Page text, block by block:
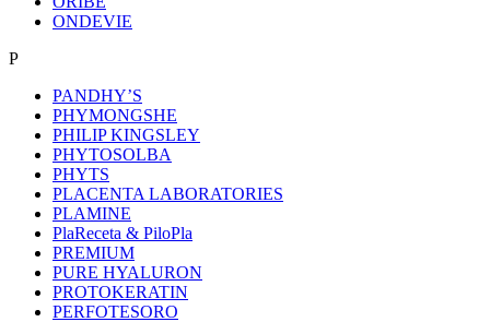
ONDEVIE
P
PANDHY’S
PHYMONGSHE
PHILIP KINGSLEY
PHYTOSOLBA
PHYTS
PLACENTA LABORATORIES
PLAMINE
PlaReceta & PiloPla
PREMIUM
PURE HYALURON
PROTOKERATIN
PERFOTESORO